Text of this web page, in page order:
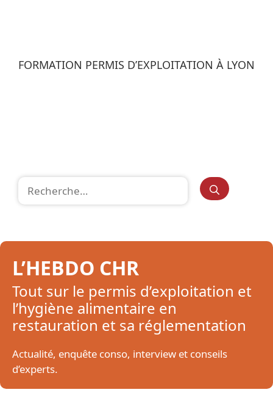
FORMATION PERMIS D’EXPLOITATION À LYON
L’HEBDO CHR
Tout sur le permis d’exploitation et
l’hygiène alimentaire en
restauration et sa réglementation
Actualité, enquête conso, interview et conseils
d’experts.